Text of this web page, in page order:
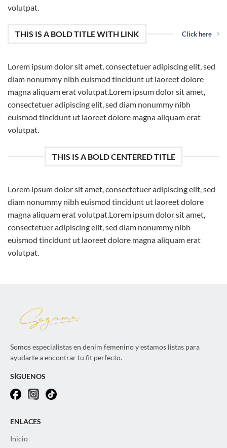
volutpat.
THIS IS A BOLD TITLE WITH LINK Click here
Lorem ipsum dolor sit amet, consectetuer adipiscing elit, sed
diam nonummy nibh euismod tincidunt ut laoreet dolore
magna aliquam erat volutpat.Lorem ipsum dolor sit amet,
consectetuer adipiscing elit, sed diam nonummy nibh
euismod tincidunt ut laoreet dolore magna aliquam erat
volutpat.
THIS IS A BOLD CENTERED TITLE
Lorem ipsum dolor sit amet, consectetuer adipiscing elit, sed
diam nonummy nibh euismod tincidunt ut laoreet dolore
magna aliquam erat volutpat.Lorem ipsum dolor sit amet,
consectetuer adipiscing elit, sed diam nonummy nibh
euismod tincidunt ut laoreet dolore magna aliquam erat
volutpat.
Somos especialistas en denim femenino y estamos listas para
ayudarte a encontrar tu fit perfecto.
SÍGUENOS
ENLACES
Inicio